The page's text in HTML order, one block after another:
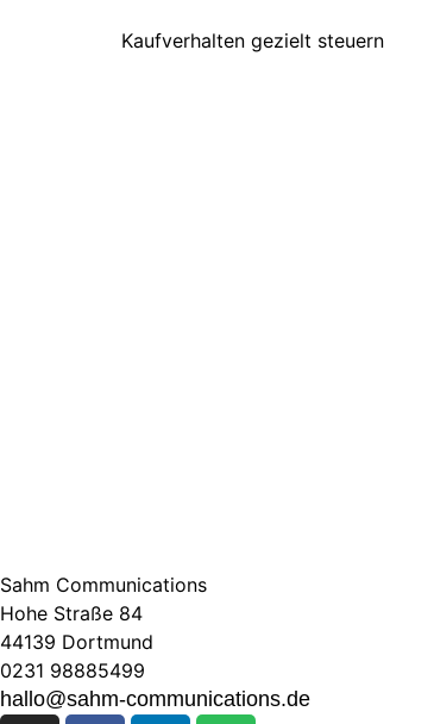
Kaufverhalten gezielt steuern
Sahm Communications
Hohe Straße 84
44139 Dortmund
0231 98885499
hallo@sahm-communications.de